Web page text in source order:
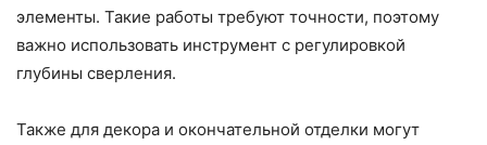
элементы. Такие работы требуют точности, поэтому
важно использовать инструмент с регулировкой
глубины сверления.
Также для декора и окончательной отделки могут